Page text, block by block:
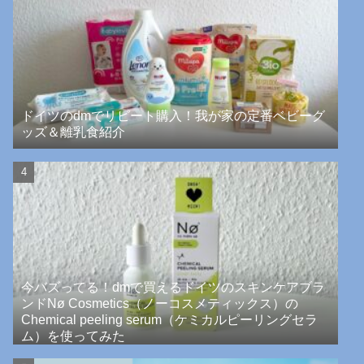
ドイツのdmでリピート購入！我が家の定番ベビーグ
ッズ＆離乳食紹介
今バズってる！dmで買えるドイツのスキンケアブラ
ンドNø Cosmetics（ノーコスメティックス）の
Chemical peeling serum（ケミカルピーリングセラ
ム）を使ってみた